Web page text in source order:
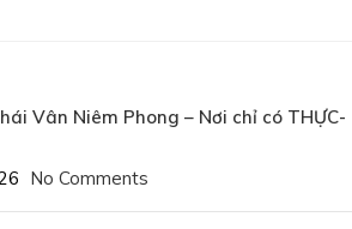
Vân Niêm Phong – Nơi chỉ có THỰC-
No Comments